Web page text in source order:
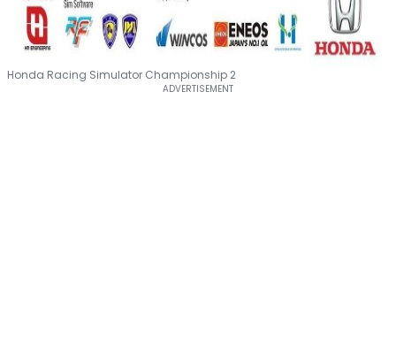
Honda Racing Simulator Championship 2